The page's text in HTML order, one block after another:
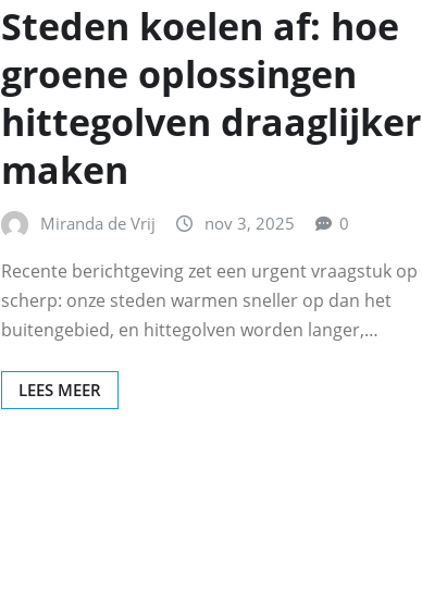
Steden koelen af: hoe
groene oplossingen
hittegolven draaglijker
maken
Miranda de Vrij nov 3, 2025 0
Recente berichtgeving zet een urgent vraagstuk op
scherp: onze steden warmen sneller op dan het
buitengebied, en hittegolven worden langer,…
LEES MEER